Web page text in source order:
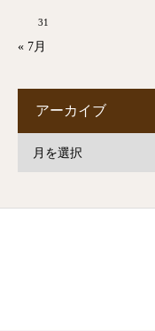
31
« 7月
アーカイブ